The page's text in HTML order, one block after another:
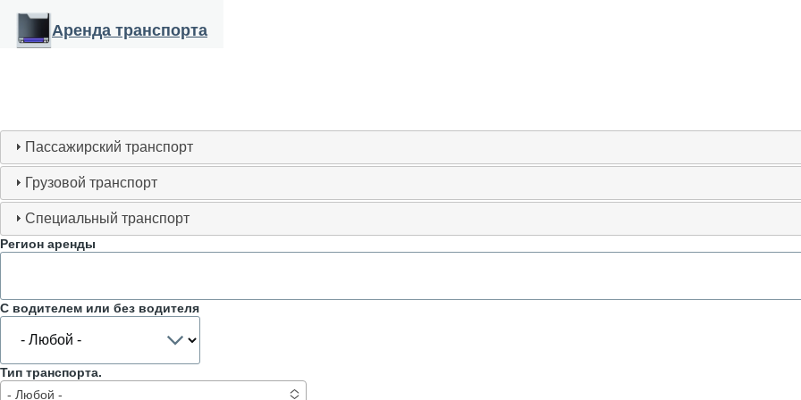
Перейти к основному содержанию
Аренда транспорта
Пассажирский транспорт
Грузовой транспорт
Специальный транспорт
Регион аренды
С водителем или без водителя
Тип транспорта.
- Любой -